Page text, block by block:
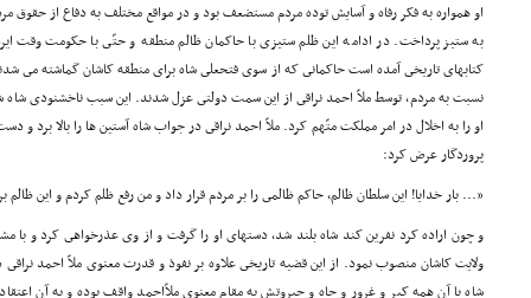
او همواره به فکر رفاه و آسایش توده مردم مستضعف بود و در مواقع مختلف به دفاع از حقوق
به ستیز پرداخت. در ادامه این ظلم ستیزى با حاکمان ظالم منطقه و حتّى با حکومت وقت
کتابهاى تاریخى آمده است حاکمانى که از سوى فتحعلى شاه براى منطقه کاشان گماشته مى
نسبت به مردم، توسط ملاّ احمد نراقى از این سمت دولتى عزل شدند. این سبب ناخشنودى شاه شد.
او را به اخلال در امر مملکت متّهم کرد. ملاّ احمد نراقى در جواب شاه آستین ها را بالا
پروردگار عرض کرد:
«... بار خدایا! این سلطان ظالم، حاکم ظالمى را بر مردم قرار داد و من رفع ظلم کردم و این
و چون اراده کرد نفرین کند شاه بلند شد، دستهاى او را گرفت و از وى عذرخواهى کرد و با
ولایت کاشان منصوب نمود. از این قضیه تاریخى علاوه بر نفوذ و قدرت معنوى ملاّ احمد
شاه با آن همه کبر و غرور و جاه و جبروتش به مقام معنوى ملاّاحمد واقف بوده و به آن